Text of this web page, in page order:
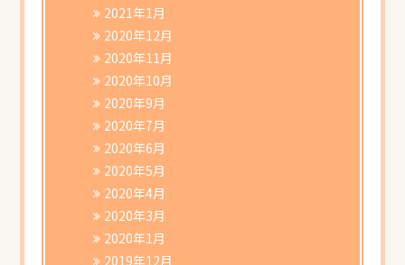
2021年1月
2020年12月
2020年11月
2020年10月
2020年9月
2020年7月
2020年6月
2020年5月
2020年4月
2020年3月
2020年1月
2019年12月